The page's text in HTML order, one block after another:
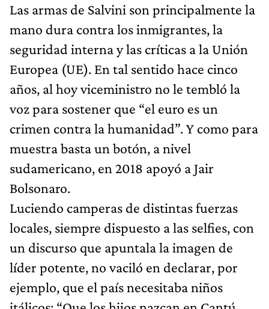
Las armas de Salvini son principalmente la
mano dura contra los inmigrantes, la
seguridad interna y las críticas a la Unión
Europea (UE). En tal sentido hace cinco
años, al hoy viceministro no le tembló la
voz para sostener que “el euro es un
crimen contra la humanidad”. Y como para
muestra basta un botón, a nivel
sudamericano, en 2018 apoyó a Jair
Bolsonaro.
Luciendo camperas de distintas fuerzas
locales, siempre dispuesto a las selfies, con
un discurso que apuntala la imagen de
líder potente, no vaciló en declarar, por
ejemplo, que el país necesitaba niños